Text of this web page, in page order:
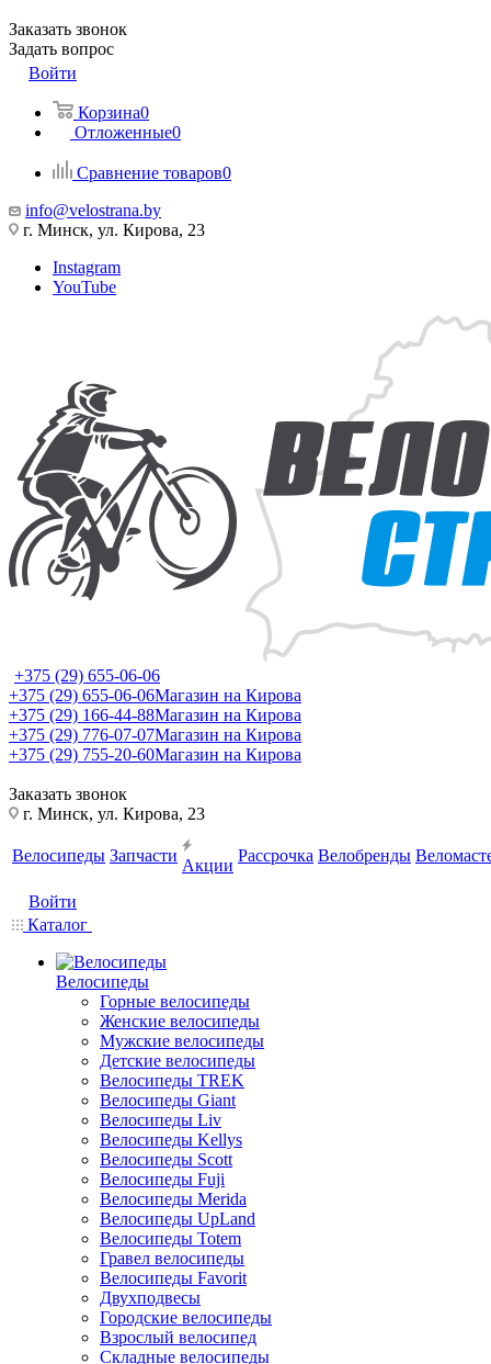
Заказать звонок
Задать вопрос
Войти
Корзина0
Отложенные0
Сравнение товаров0
info@velostrana.by
г. Минск, ул. Кирова, 23
Instagram
YouTube
+375 (29) 655-06-06
+375 (29) 655-06-06Магазин на Кирова
+375 (29) 166-44-88Магазин на Кирова
+375 (29) 776-07-07Магазин на Кирова
+375 (29) 755-20-60Магазин на Кирова
Заказать звонок
г. Минск, ул. Кирова, 23
Велосипеды Запчасти
Акции
Рассрочка Велобренды
Войти
Каталог
Велосипеды
Горные велосипеды
Женские велосипеды
Мужские велосипеды
Детские велосипеды
Велосипеды TREK
Велосипеды Giant
Велосипеды Liv
Велосипеды Kellys
Велосипеды Scott
Велосипеды Fuji
Велосипеды Merida
Велосипеды UpLand
Велосипеды Totem
Гравел велосипеды
Велосипеды Favorit
Двухподвесы
Городские велосипеды
Взрослый велосипед
Складные велосипеды